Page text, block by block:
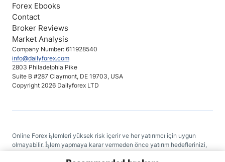
Company Number: 611928540
info@dailyforex.com
2803 Philadelphia Pike
Suite B #287 Claymont, DE 19703, USA
Copyright 2026 Dailyforex LTD
Forex Ebooks
Contact
Broker Reviews
Market Analysis
Online Forex işlemleri yüksek risk içerir ve her yatırımcı için uygun
olmayabilir. İşlem yapmaya karar vermeden önce yatırım hedeflerinizi,